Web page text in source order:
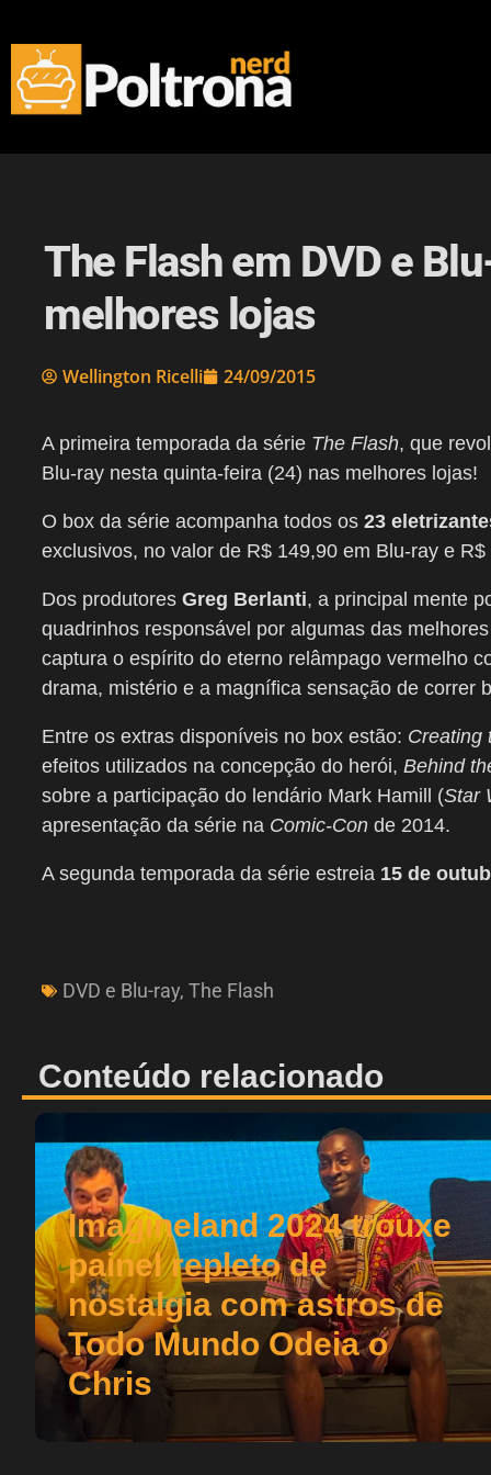
The Flash em DVD e
melhores lojas
Wellington Ricelli 24/09/2015
A primeira temporada da série The Flash, que
Blu-ray nesta quinta-feira (24) nas melhores lojas!
O box da série acompanha todos os 23
exclusivos, no valor de R$ 149,90 em Blu-ray e
Dos produtores Greg Berlanti, a principal mente
quadrinhos responsável por algumas das
captura o espírito do eterno relâmpago vermelho
drama, mistério e a magnífica sensação de correr
Entre os extras disponíveis no box estão: Creating
efeitos utilizados na concepção do herói, Behind
sobre a participação do lendário Mark Hamill (Star
apresentação da série na Comic-Con de 2014.
A segunda temporada da série estreia 15 de
DVD e Blu-ray, The Flash
Conteúdo relacionado
Imagineland 2024 trouxe
painel repleto de
nostalgia com astros de
Todo Mundo Odeia o
Chris